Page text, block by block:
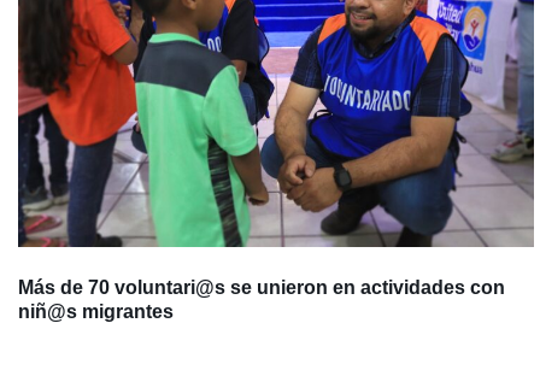
Más de 70 voluntari@s se unieron en actividades con
niñ@s migrantes